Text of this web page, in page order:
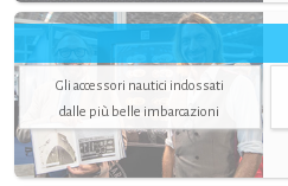
Gli accessori nautici indossati
dalle più belle imbarcazioni